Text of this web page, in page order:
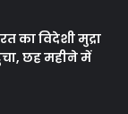
का विदेशी मुद्रा
छह महीने में